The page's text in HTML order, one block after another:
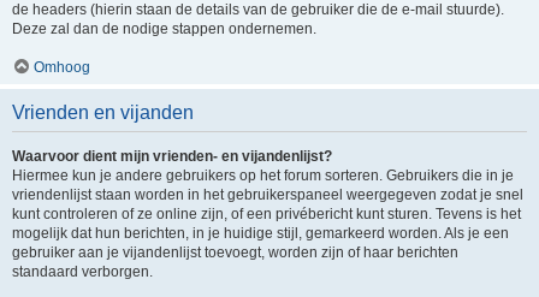
de headers (hierin staan de details van de gebruiker die de e-mail stuurde).
Deze zal dan de nodige stappen ondernemen.
Omhoog
Vrienden en vijanden
Waarvoor dient mijn vrienden- en vijandenlijst?
Hiermee kun je andere gebruikers op het forum sorteren. Gebruikers die in je
vriendenlijst staan worden in het gebruikerspaneel weergegeven zodat je snel
kunt controleren of ze online zijn, of een privébericht kunt sturen. Tevens is het
mogelijk dat hun berichten, in je huidige stijl, gemarkeerd worden. Als je een
gebruiker aan je vijandenlijst toevoegt, worden zijn of haar berichten
standaard verborgen.